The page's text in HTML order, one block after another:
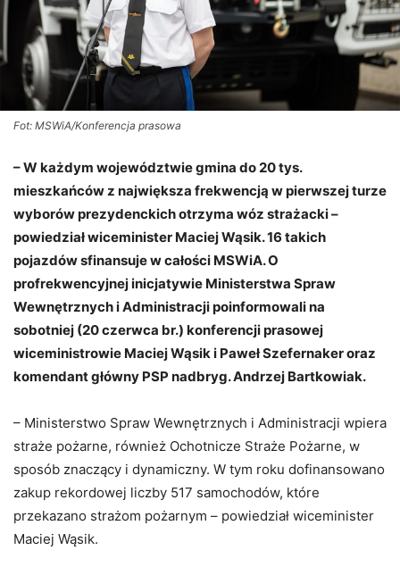
Fot: MSWiA/Konferencja prasowa
– W każdym województwie gmina do 20 tys.
mieszkańców z największa frekwencją w pierwszej turze
wyborów prezydenckich otrzyma wóz strażacki –
powiedział wiceminister Maciej Wąsik. 16 takich
pojazdów sfinansuje w całości MSWiA. O
profrekwencyjnej inicjatywie Ministerstwa Spraw
Wewnętrznych i Administracji poinformowali na
sobotniej (20 czerwca br.) konferencji prasowej
wiceministrowie Maciej Wąsik i Paweł Szefernaker oraz
komendant główny PSP nadbryg. Andrzej Bartkowiak.
– Ministerstwo Spraw Wewnętrznych i Administracji wpiera
straże pożarne, również Ochotnicze Straże Pożarne, w
sposób znaczący i dynamiczny. W tym roku dofinansowano
zakup rekordowej liczby 517 samochodów, które
przekazano strażom pożarnym – powiedział wiceminister
Maciej Wąsik.